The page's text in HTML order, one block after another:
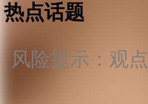
热点话题
风险提示：观